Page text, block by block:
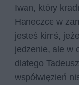
Iwan, który
Haneczce w
jesteś kimś,
jedzenie, ale w
dlatego
współwięzień